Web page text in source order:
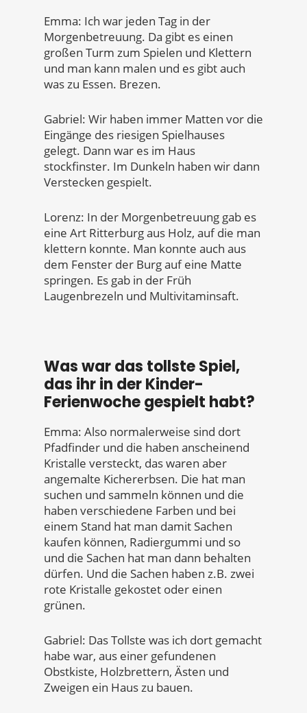
Emma: Ich war jeden Tag in der
Morgenbetreuung. Da gibt es einen
großen Turm zum Spielen und Klettern
und man kann malen und es gibt auch
was zu Essen. Brezen.
Gabriel: Wir haben immer Matten vor die
Eingänge des riesigen Spielhauses
gelegt. Dann war es im Haus
stockfinster. Im Dunkeln haben wir dann
Verstecken gespielt.
Lorenz: In der Morgenbetreuung gab es
eine Art Ritterburg aus Holz, auf die man
klettern konnte. Man konnte auch aus
dem Fenster der Burg auf eine Matte
springen. Es gab in der Früh
Laugenbrezeln und Multivitaminsaft.
Was war das tollste Spiel,
das ihr in der Kinder-
Ferienwoche gespielt habt?
Emma: Also normalerweise sind dort
Pfadfinder und die haben anscheinend
Kristalle versteckt, das waren aber
angemalte Kichererbsen. Die hat man
suchen und sammeln können und die
haben verschiedene Farben und bei
einem Stand hat man damit Sachen
kaufen können, Radiergummi und so
und die Sachen hat man dann behalten
dürfen. Und die Sachen haben z.B. zwei
rote Kristalle gekostet oder einen
grünen.
Gabriel: Das Tollste was ich dort gemacht
habe war, aus einer gefundenen
Obstkiste, Holzbrettern, Ästen und
Zweigen ein Haus zu bauen.